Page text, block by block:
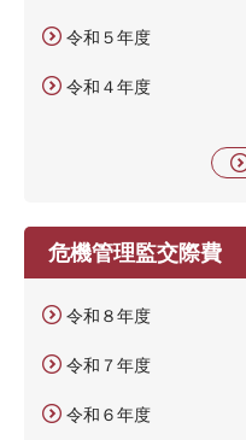
令和５年度
令和４年度
危機管理監交際費
令和８年度
令和７年度
令和６年度